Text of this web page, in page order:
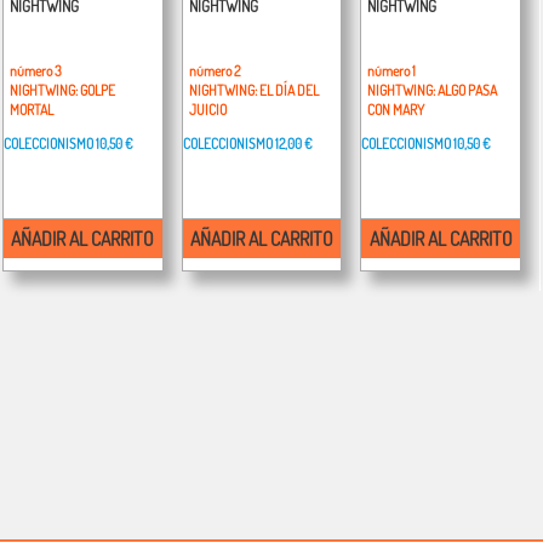
NIGHTWING
número 3
NIGHTWING: GOLPE
MORTAL
COLECCIONISMO10,50 €
AÑADIR AL CARRITO
NIGHTWING
número 2
NIGHTWING: EL DÍA DEL
JUICIO
COLECCIONISMO12,00 €
AÑADIR AL CARRITO
NIGHTWING
número 1
NIGHTWING: ALGO PASA
CON MARY
COLECCIONISMO10,50 €
AÑADIR AL CARRITO